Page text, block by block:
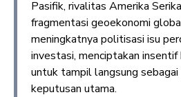
Pasifik, rivalitas Amerika
fragmentasi geoekonomi
meningkatnya politisasi isu
investasi, menciptakan
untuk tampil langsung
keputusan utama.